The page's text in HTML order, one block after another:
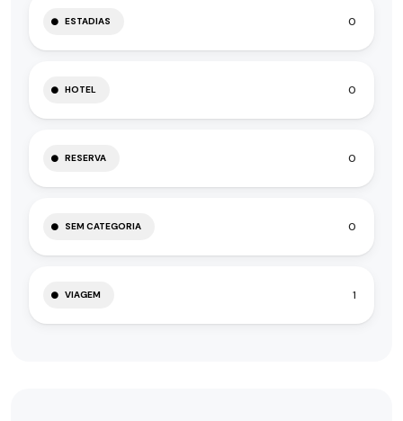
ESTADIAS 0
HOTEL 0
RESERVA 0
SEM CATEGORIA 0
VIAGEM 1